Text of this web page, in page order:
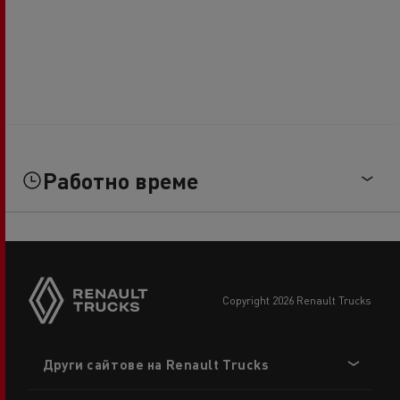
Работно време
copyright 2026 Renault Trucks
menu
Други сайтове на Renault Trucks